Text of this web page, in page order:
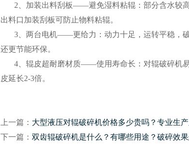
2、加装出料刮板——避免湿料粘辊：部分含水较高
出料口加装刮板可防止物料粘辊。
3、两台电机——更给力：动力十足，运转平稳，破
还更节能环保。
4、辊皮超耐磨材质——使用寿命长：对辊破碎机易
皮延长2-3倍。
上一篇： 大型液压对辊破碎机价格多少贵吗？专业生
下一篇： 双齿辊破碎机是什么？有哪些用途？破碎效果